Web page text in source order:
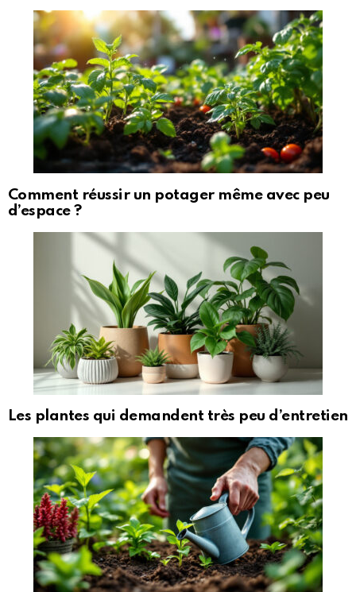
Comment réussir un potager même avec peu
d’espace ?
Les plantes qui demandent très peu d’entretien